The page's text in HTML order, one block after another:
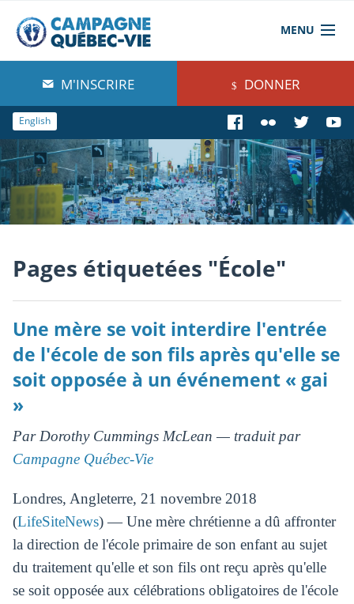
MENU
À propos de nous
Blog
Comprendre
Agir
Boutique
M'INSCRIRE DONNER
English
Pages étiquetées "École"
Une mère se voit interdire l'entrée
de l'école de son fils après qu'elle se
soit opposée à un événement « gai
»
Par Dorothy Cummings McLean — traduit par
Campagne Québec-Vie
Londres, Angleterre, 21 novembre 2018
(LifeSiteNews) — Une mère chrétienne a dû affronter
la direction de l'école primaire de son enfant au sujet
du traitement qu'elle et son fils ont reçu après qu'elle
se soit opposée aux célébrations obligatoires de l'école